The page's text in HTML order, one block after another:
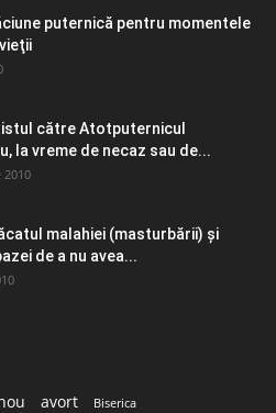
puternică pentru momentele
către Atotputernicul
la vreme de necaz sau de...
2010
malahiei (masturbării) şi
de a nu avea...
avort Biserica